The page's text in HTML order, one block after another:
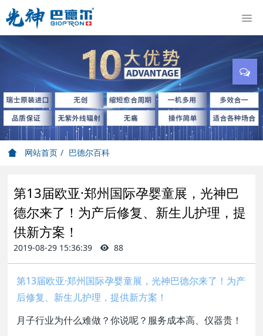
网站首页 巴德尔百科
第13届欧亚·郑州国际孕婴童展，光神巴
德尔来了！为产后修复、新生儿护理，提
供新方案！
2019-08-29 15:36:39 88
第13届欧亚·郑州国际孕婴童展，光神巴德尔来了！为产
后修复、新生儿护理，提供新方案！
月子行业为什么难做？你说呢？服务成本高、仪器贵！